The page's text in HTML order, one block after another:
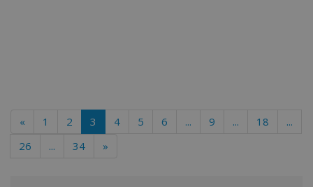
« 1 2 3 4 5 6 ... 9 ... 18
...
26
... 34 »